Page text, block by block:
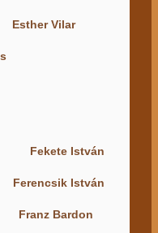
Esther Vilar
Fekete István
Ferencsik István
Franz Bardon